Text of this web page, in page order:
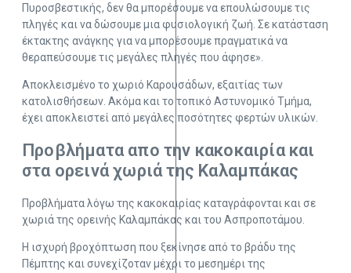
Πυροσβεστικής, δεν θα μπορέσουμε να επουλώσουμε τις
πληγές και να δώσουμε μια φυσιολογική ζωή. Σε κατάσταση
έκτακτης ανάγκης για να μπορέσουμε πραγματικά να
θεραπεύσουμε τις μεγάλες πληγές που άφησε».
Αποκλεισμένο το χωριό Καρουσάδων, εξαιτίας των
κατολισθήσεων. Ακόμα και το τοπικό Αστυνομικό Τμήμα,
έχει αποκλειστεί από μεγάλες ποσότητες φερτών υλικών.
Προβλήματα απο την κακοκαιρία και
στα ορεινά χωριά της Καλαμπάκας
Προβλήματα λόγω της κακοκαιρίας καταγράφονται και σε
χωριά της ορεινής Καλαμπάκας και του Ασπροποτάμου.
Η ισχυρή βροχόπτωση που ξεκίνησε από το βράδυ της
Πέμπτης και συνεχίζοταν μέχρι το μεσημέρι της